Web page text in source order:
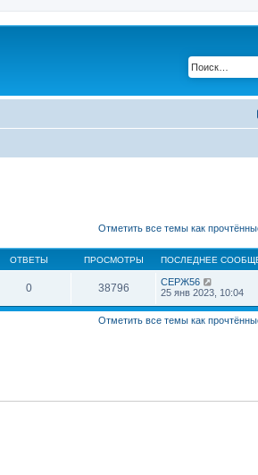
Отметить все темы как
ОТВЕТЫ ПРОСМОТРЫ ПОСЛЕДНЕЕ
0 38796
СЕРЖ56
25 янв 2023, 10:04
Отметить все темы как